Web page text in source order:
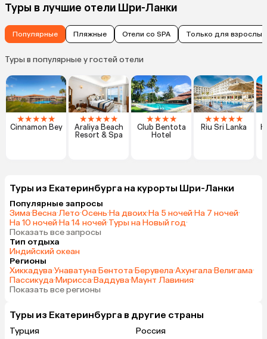
Туры в лучшие отели Шри-Ланки
Популярные Пляжные Отели со SPA Только для взрослых
Туры в популярные у гостей отели
★★★★★
Cinnamon Bey
★★★★★
Araliya Beach
Resort & Spa
★★★★
Club Bentota
Hotel
★★★★★
Riu Sri Lanka
Туры из Екатеринбурга на курорты Шри-Ланки
Популярные запросы
Зима·Весна·Лето·Осень·На двоих·На 5 ночей·На 7 ночей·
На 10 ночей·На 14 ночей·Туры на Новый год·
Показать все запросы
Тип отдыха
Индийский океан
Регионы
Хиккадува·Унаватуна·Бентота·Берувела·Ахунгала·Велигама·
Пассикуда·Мирисса·Ваддува·Маунт Лавиния·
Показать все регионы
Туры из Екатеринбурга в другие страны
Турция
Россия